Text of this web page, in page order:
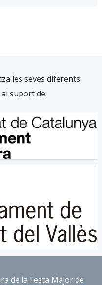
les seves diferents
suport de:
de la Festa Major de